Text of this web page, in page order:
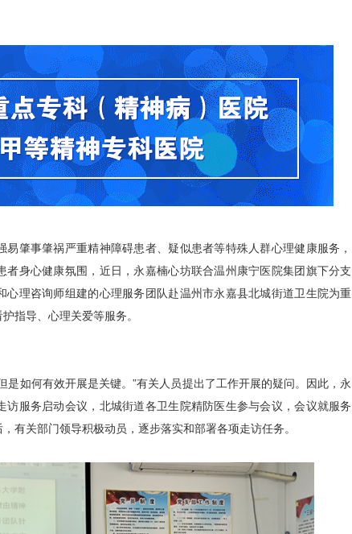
肇事肇祸严重精神障碍患者、疑似患者等特殊人群心理健康服务，
身心健康氛围，近日，永嘉楠心坊联合温州康宁医院集团旗下分支
理咨询师组建的心理服务团队赴温州市永嘉县北城街道卫生院为重
指导、心理关爱等服务。
是如何有效开展是关键。”有关人员提出了工作开展的疑问。因此，永
服务启动会议，北城街道各卫生院精防医生参与会议，会议就服务
有关部门领导积极动员，逐步落实和部署各项走访任务。